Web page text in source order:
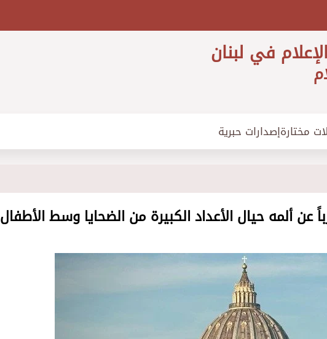
في لبنان
مختارةإصدارات حبرية
ألمه حيال الأعداد الكبيرة من الضحايا وسط الأطفال